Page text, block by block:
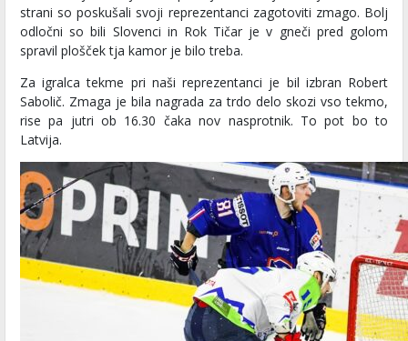
strani so poskušali svoji reprezentanci zagotoviti zmago. Bolj
odločni so bili Slovenci in Rok Tičar je v gneči pred golom
spravil plošček tja kamor je bilo treba.
Za igralca tekme pri naši reprezentanci je bil izbran Robert
Sabolič. Zmaga je bila nagrada za trdo delo skozi vso tekmo,
rise pa jutri ob 16.30 čaka nov nasprotnik. To pot bo to
Latvija.